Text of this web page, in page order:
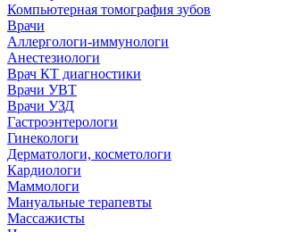
Компьютерная томография зубов
Врачи
Аллергологи-иммунологи
Анестезиологи
Врач КТ диагностики
Врачи УВТ
Врачи УЗД
Гастроэнтерологи
Гинекологи
Дерматологи, косметологи
Кардиологи
Маммологи
Мануальные терапевты
Массажисты